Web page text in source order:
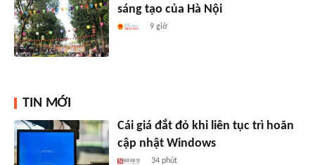
sáng tạo của Hà Nội
9 giờ
TIN MỚI
Cái giá đắt đỏ khi liên tục trì hoãn
cập nhật Windows
34 phút